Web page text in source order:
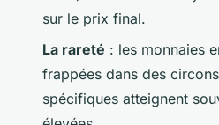
sur le prix final.
La rareté : les monnaies
frappées dans des
spécifiques atteignent